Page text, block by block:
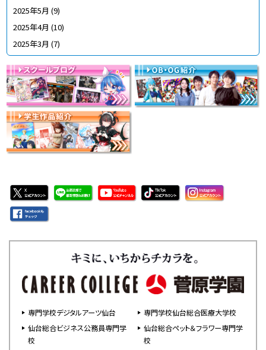
2025年5月 (9)
2025年4月 (10)
2025年3月 (7)
専門学校デジタルアーツ仙台
専門学校仙台総合医療大学校
仙台総合ビジネス公務員専門学
校
仙台総合ペット＆フラワー専門学
校